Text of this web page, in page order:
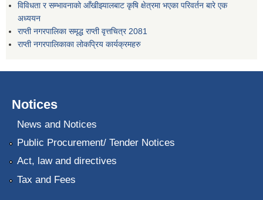
विविधता र सम्भावनाको आँखीझ्यालबाट कृषि क्षेत्रमा भएका परिवर्तन बारे एक
अध्ययन
राप्ती नगरपालिका समृद्ध राप्ती वृत्तचित्र 2081
राप्ती नगरपालिकाका लोकप्रिय कार्यक्रमहरु
Notices
News and Notices
Public Procurement/ Tender Notices
Act, law and directives
Tax and Fees